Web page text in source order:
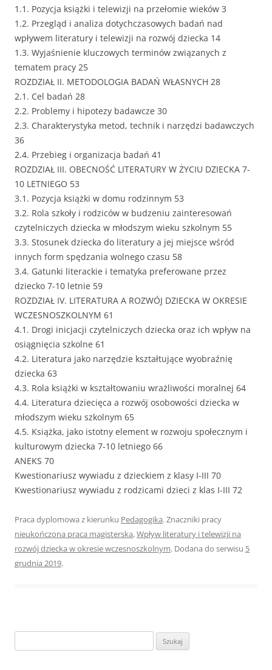
1.1. Pozycja książki i telewizji na przełomie wieków 3
1.2. Przegląd i analiza dotychczasowych badań nad
wpływem literatury i telewizji na rozwój dziecka 14
1.3. Wyjaśnienie kluczowych terminów związanych z
tematem pracy 25
ROZDZIAŁ II. METODOLOGIA BADAŃ WŁASNYCH 28
2.1. Cel badań 28
2.2. Problemy i hipotezy badawcze 30
2.3. Charakterystyka metod, technik i narzędzi badawczych
36
2.4. Przebieg i organizacja badań 41
ROZDZIAŁ III. OBECNOŚĆ LITERATURY W ŻYCIU DZIECKA 7-
10 LETNIEGO 53
3.1. Pozycja książki w domu rodzinnym 53
3.2. Rola szkoły i rodziców w budzeniu zainteresowań
czytelniczych dziecka w młodszym wieku szkolnym 55
3.3. Stosunek dziecka do literatury a jej miejsce wśród
innych form spędzania wolnego czasu 58
3.4. Gatunki literackie i tematyka preferowane przez
dziecko 7-10 letnie 59
ROZDZIAŁ IV. LITERATURA A ROZWÓJ DZIECKA W OKRESIE
WCZESNOSZKOLNYM 61
4.1. Drogi inicjacji czytelniczych dziecka oraz ich wpływ na
osiągnięcia szkolne 61
4.2. Literatura jako narzędzie kształtujące wyobraźnię
dziecka 63
4.3. Rola książki w kształtowaniu wrażliwości moralnej 64
4.4. Literatura dziecięca a rozwój osobowości dziecka w
młodszym wieku szkolnym 65
4.5. Książka, jako istotny element w rozwoju społecznym i
kulturowym dziecka 7-10 letniego 66
ANEKS 70
Kwestionariusz wywiadu z dzieckiem z klasy I-III 70
Kwestionariusz wywiadu z rodzicami dzieci z klas I-III 72
Praca dyplomowa z kierunku Pedagogika. Znaczniki pracy
nieukończona praca magisterska,Wpływ literatury i telewizji na
rozwój dziecka w okresie wczesnoszkolnym. Dodana do serwisu 5
grudnia 2019.
z